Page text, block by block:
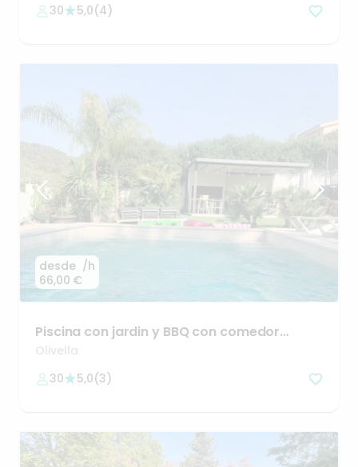
30
5,0(4)
desde
66,00 €
/h
Piscina con jardin y BBQ con comedor
techado
Olivella
30
5,0(3)